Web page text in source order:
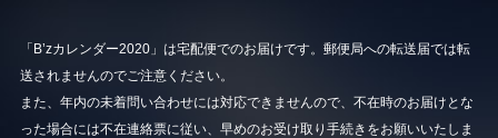
「B’zカレンダー2020」は宅配便でのお届けです。郵便局への転送届では転
送されませんのでご注意ください。
また、年内の未着問い合わせには対応できませんので、不在時のお届けとな
った場合には不在連絡票に従い、早めのお受け取り手続きをお願いいたしま